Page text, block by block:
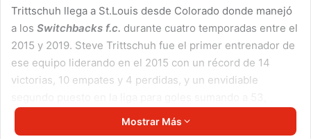
Trittschuh llega a St.Louis desde Colorado donde manejó
a los Switchbacks f.c. durante cuatro temporadas entre el
2015 y 2019. Steve Trittschuh fue el primer entrenador de
ese equipo liderando en el 2015 con un récord de 14
victorias, 10 empates y 4 perdidas, y un envidiable
acabando en tercer lugar de la conferencia Oeste del
Campeonato USL. En su segundo año repitió números
Mostrar Más